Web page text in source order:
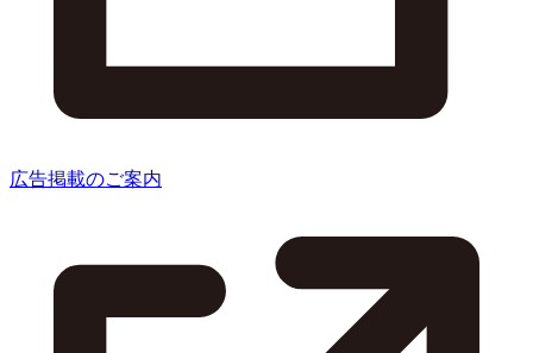
広告掲載のご案内